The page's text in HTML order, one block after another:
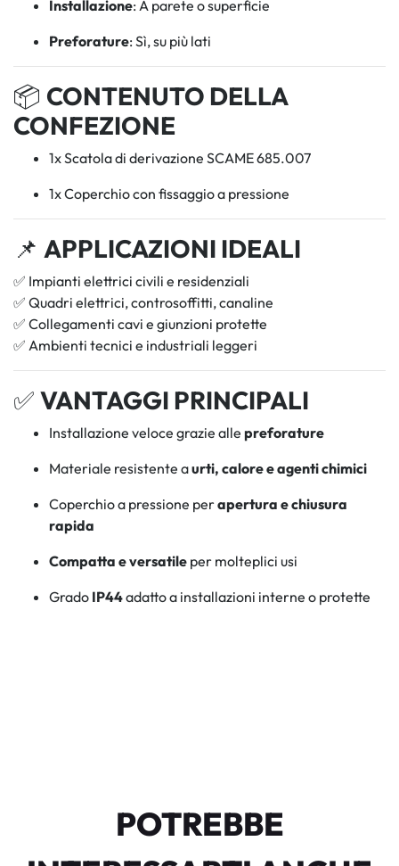
Installazione: A parete o superficie
Preforature: Sì, su più lati
📦 CONTENUTO DELLA
CONFEZIONE
1x Scatola di derivazione SCAME 685.007
1x Coperchio con fissaggio a pressione
📌 APPLICAZIONI IDEALI
✅ Impianti elettrici civili e residenziali
✅ Quadri elettrici, controsoffitti, canaline
✅ Collegamenti cavi e giunzioni protette
✅ Ambienti tecnici e industriali leggeri
✅ VANTAGGI PRINCIPALI
Installazione veloce grazie alle preforature
Materiale resistente aurti, calore e agenti chimici
Coperchio a pressione perapertura e chiusura
rapida
Compatta e versatile per molteplici usi
Grado IP44adatto a installazioni interne o protette
POTREBBE